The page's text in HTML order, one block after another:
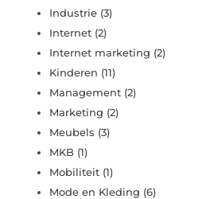
Industrie (3)
Internet (2)
Internet marketing (2)
Kinderen (11)
Management (2)
Marketing (2)
Meubels (3)
MKB (1)
Mobiliteit (1)
Mode en Kleding (6)